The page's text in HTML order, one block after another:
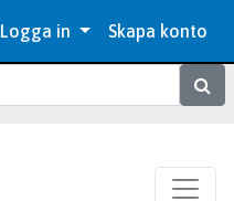
Logga in Skapa konto
Sök